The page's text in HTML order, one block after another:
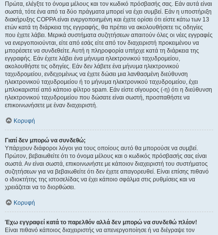
Πρώτα, ελέγξτε το όνομα μέλους και τον κωδικό πρόσβασής σας. Εάν αυτά είναι
σωστά, τότε ένα από τα δύο πράγματα μπορεί να έχει συμβεί. Εάν η υποστήριξη
διακήρυξης COPPA είναι ενεργοποιημένη και έχετε ορίσει ότι είστε κάτω των 13
ετών κατά τη διάρκεια της εγγραφής, θα πρέπει να ακολουθήσετε τις οδηγίες
που έχετε λάβει. Μερικά συστήματα συζητήσεων απαιτούν όλες οι νέες εγγραφές
να ενεργοποιούνται, είτε από εσάς είτε από τον διαχειριστή προκειμένου να
μπορέσετε να συνδεθείτε. Αυτή η πληροφορία υπήρχε κατά τη διάρκεια της
εγγραφής. Εάν έχετε λάβει ένα μήνυμα ηλεκτρονικού ταχυδρομείου,
ακολουθήστε τις οδηγίες. Εάν δεν λάβετε ένα μήνυμα ηλεκτρονικού
ταχυδρομείου, ενδεχομένως να έχετε δώσει μια λανθασμένη διεύθυνση
ηλεκτρονικού ταχυδρομείου ή το μήνυμα ηλεκτρονικού ταχυδρομείου, έχει
μπλοκαριστεί από κάποιο φίλτρο spam. Εάν είστε σίγουρος (-η) ότι η διεύθυνση
ηλεκτρονικού ταχυδρομείου που δώσατε είναι σωστή, προσπαθήστε να
επικοινωνήσετε με έναν διαχειριστή.
Κορυφή
Γιατί δεν μπορώ να συνδεθώ;
Υπάρχουν διάφοροι λόγοι για τους οποίους αυτό θα μπορούσε να συμβεί.
Πρώτον, βεβαιωθείτε ότι το όνομα μέλους και ο κωδικός πρόσβασής σας είναι
σωστά. Αν είναι σωστά, επικοινωνήστε με κάποιον διαχειριστή του συστήματος
συζητήσεων για να βεβαιωθείτε ότι δεν έχετε απαγορευθεί. Είναι επίσης πιθανό
ο ιδιοκτήτης της ιστοσελίδας να έχει κάποιο σφάλμα στις ρυθμίσεις και να
χρειάζεται να το διορθώσει.
Κορυφή
Έχω εγγραφεί κατά το παρελθόν αλλά δεν μπορώ να συνδεθώ πλέον!
Είναι πιθανό κάποιος διαχειριστής να απενεργοποίησε ή να διέγραψε τον